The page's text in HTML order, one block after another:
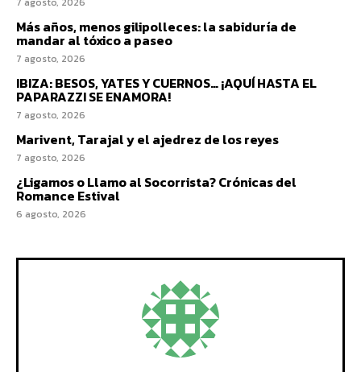
Más años, menos gilipolleces: la sabiduría de
mandar al tóxico a paseo
7 agosto, 2026
IBIZA: BESOS, YATES Y CUERNOS… ¡AQUÍ HASTA EL
PAPARAZZI SE ENAMORA!
7 agosto, 2026
Marivent, Tarajal y el ajedrez de los reyes
7 agosto, 2026
¿Ligamos o Llamo al Socorrista? Crónicas del
Romance Estival
6 agosto, 2026